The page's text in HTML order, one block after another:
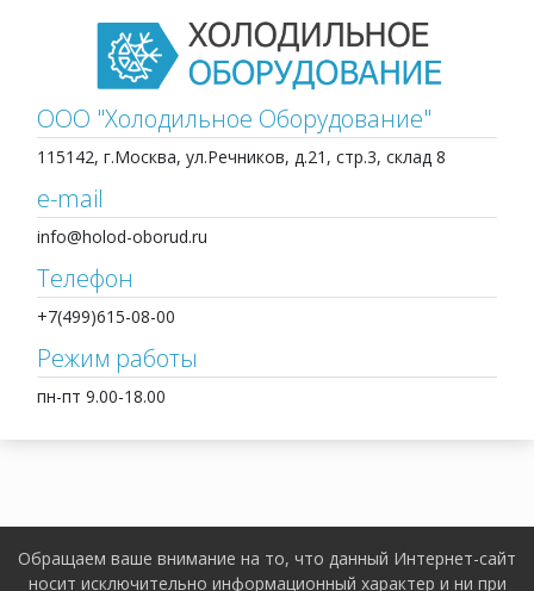
ООО "Холодильное Оборудование"
115142, г.Москва, ул.Речников, д.21, стр.3, склад 8
e-mail
info@holod-oborud.ru
Телефон
+7(499)615-08-00
Режим работы
пн-пт 9.00-18.00
Обращаем ваше внимание на то, что данный Интернет-сайт
носит исключительно информационный характер и ни при